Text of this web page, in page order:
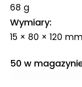
68 g
Wymiary
15 × 80 × 120 mm
50 w